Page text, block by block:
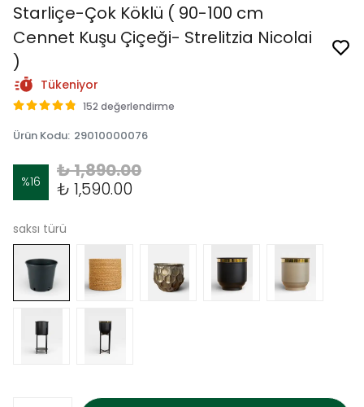
Starliçe-Çok Köklü ( 90-100 cm
Cennet Kuşu Çiçeği- Strelitzia Nicolai
)
Tükeniyor
152 değerlendirme
Ürün Kodu: 29010000076
%16
₺ 1,890.00
₺ 1,590.00
saksı türü